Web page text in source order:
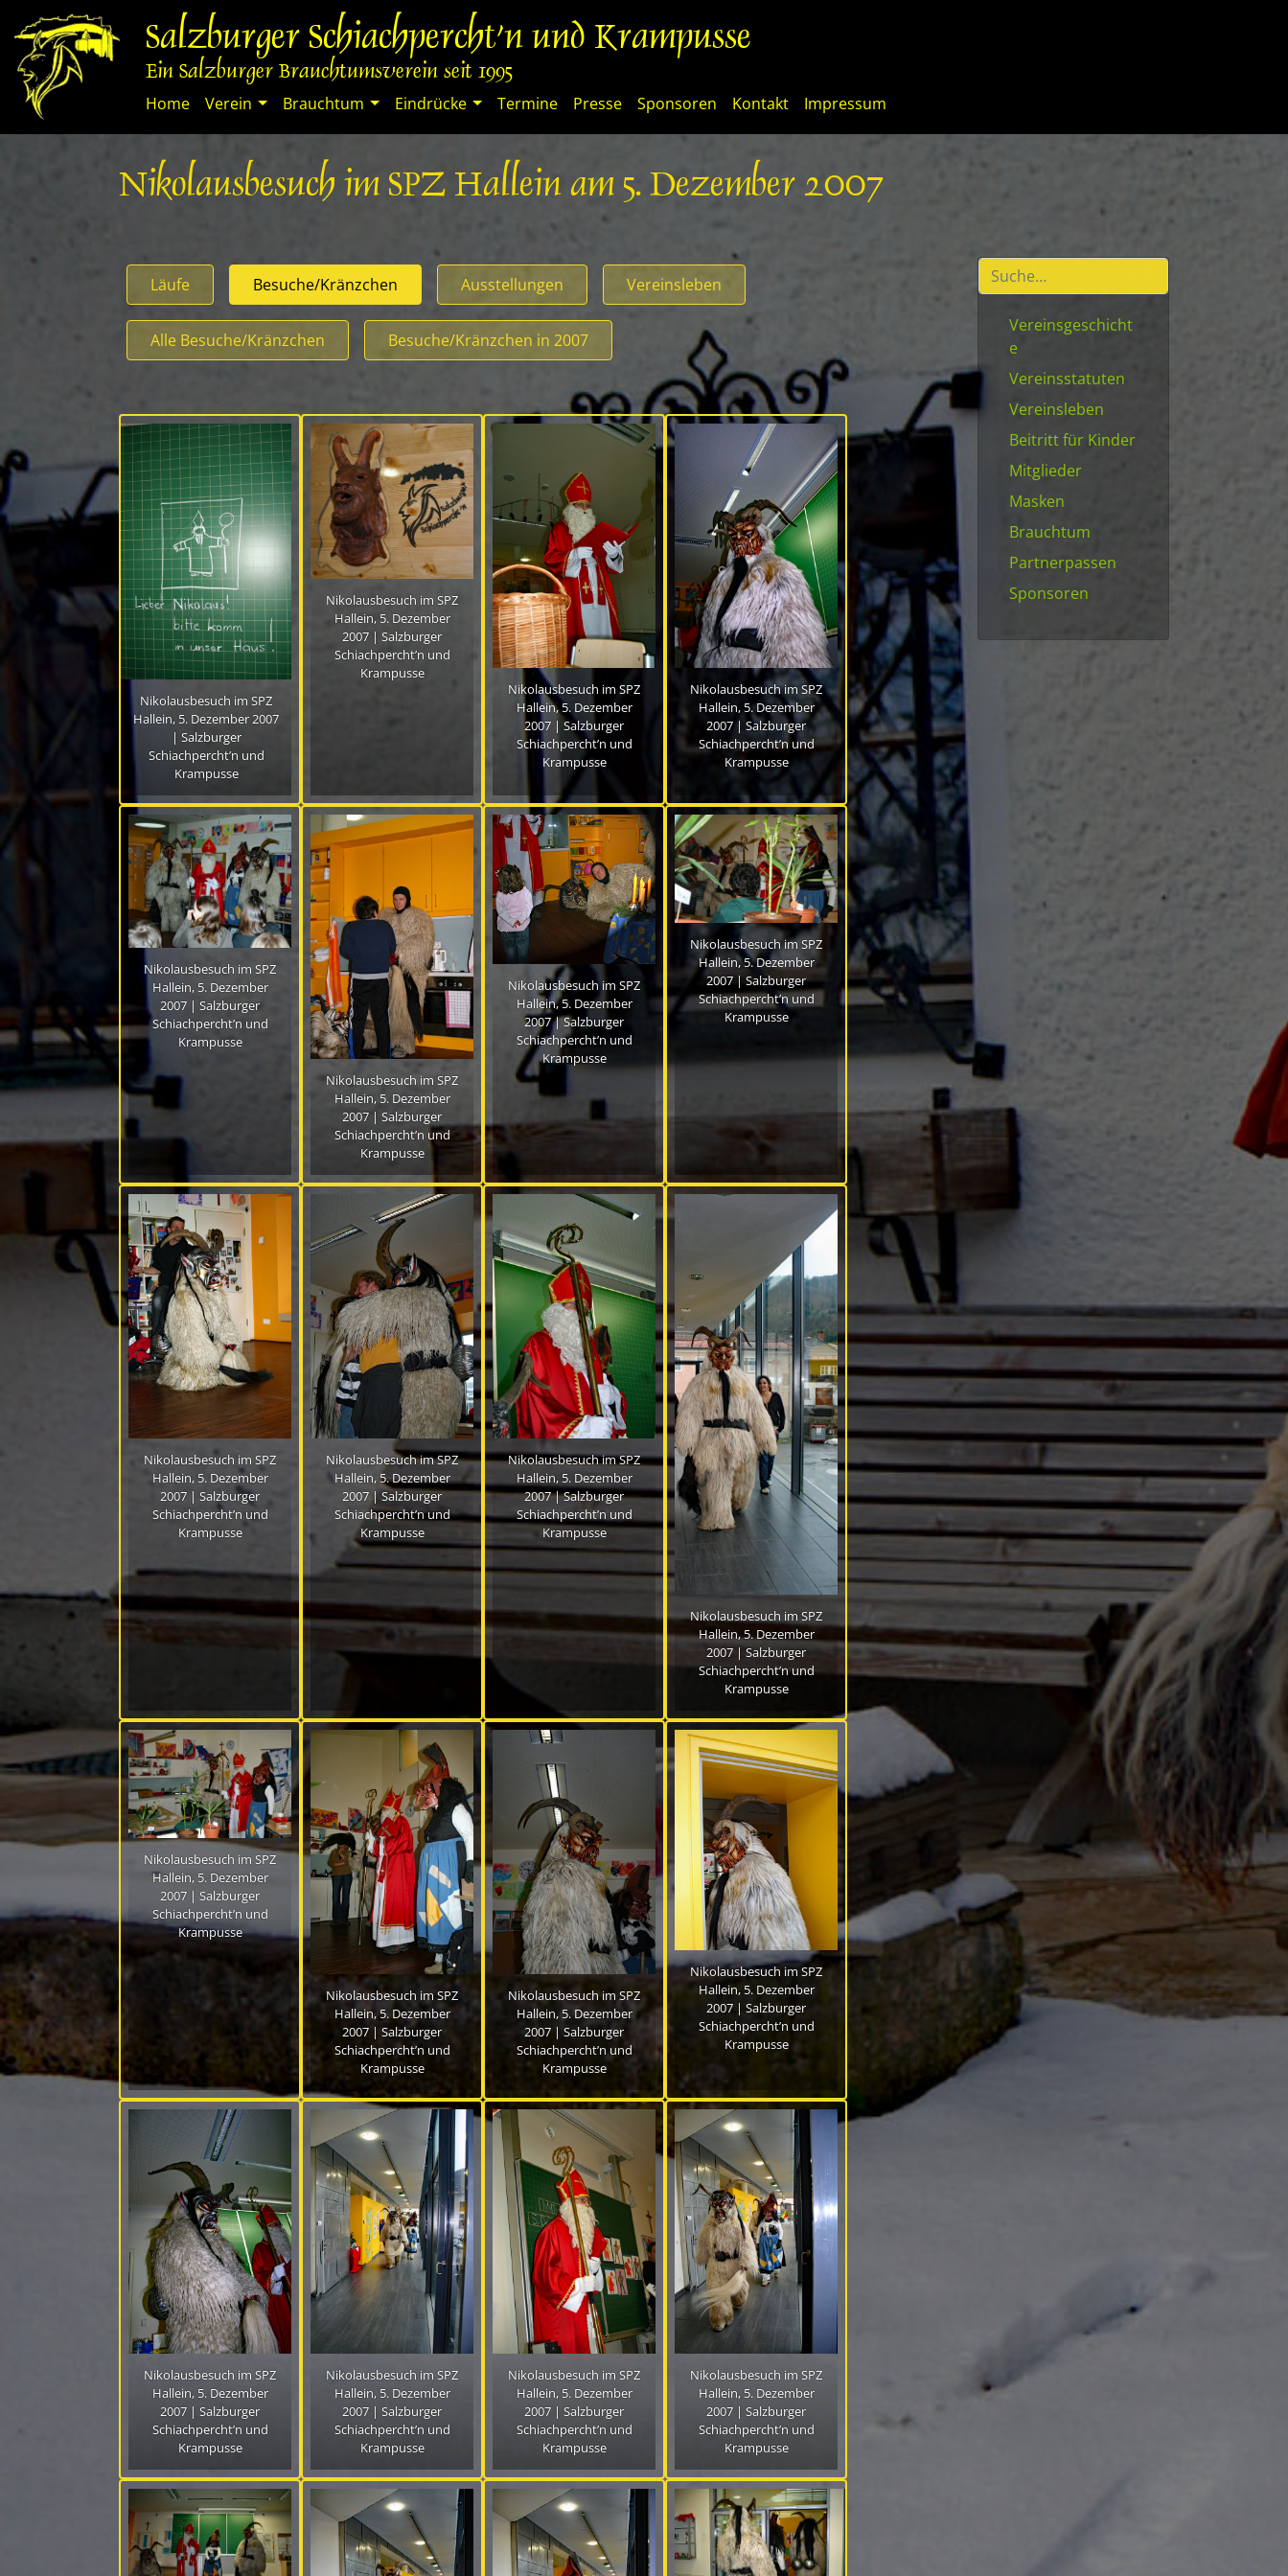
zum
Inhalt
Salzburger Schiachpercht'n und Krampusse
Ein Salzburger Brauchtumsverein seit 1995
Home Verein Brauchtum Eindrücke Termine Presse Sponsoren Kontakt Impressum
Nikolausbesuch im SPZ Hallein am 5. Dezember 2007
Läufe Besuche/Kränzchen Ausstellungen Vereinsleben
Alle Besuche/Kränzchen Besuche/Kränzchen in 2007
Nikolausbesuch im SPZ
Hallein, 5. Dezember 2007
| Salzburger
Schiachpercht’n und
Krampusse
Nikolausbesuch im SPZ
Hallein, 5. Dezember
2007 | Salzburger
Schiachpercht’n und
Krampusse
Nikolausbesuch im SPZ
Hallein, 5. Dezember
2007 | Salzburger
Schiachpercht’n und
Krampusse
Nikolausbesuch im SPZ
Hallein, 5. Dezember
2007 | Salzburger
Schiachpercht’n und
Krampusse
Nikolausbesuch im SPZ
Hallein, 5. Dezember
2007 | Salzburger
Schiachpercht’n und
Krampusse
Nikolausbesuch im SPZ
Hallein, 5. Dezember
2007 | Salzburger
Schiachpercht’n und
Krampusse
Nikolausbesuch im SPZ
Hallein, 5. Dezember
2007 | Salzburger
Schiachpercht’n und
Krampusse
Nikolausbesuch im SPZ
Hallein, 5. Dezember
2007 | Salzburger
Schiachpercht’n und
Krampusse
Nikolausbesuch im SPZ
Hallein, 5. Dezember
2007 | Salzburger
Schiachpercht’n und
Krampusse
Nikolausbesuch im SPZ
Hallein, 5. Dezember
2007 | Salzburger
Schiachpercht’n und
Krampusse
Nikolausbesuch im SPZ
Hallein, 5. Dezember
2007 | Salzburger
Schiachpercht’n und
Krampusse
Nikolausbesuch im SPZ
Hallein, 5. Dezember
2007 | Salzburger
Schiachpercht’n und
Krampusse
Nikolausbesuch im SPZ
Hallein, 5. Dezember
2007 | Salzburger
Schiachpercht’n und
Krampusse
Nikolausbesuch im SPZ
Hallein, 5. Dezember
2007 | Salzburger
Schiachpercht’n und
Krampusse
Nikolausbesuch im SPZ
Hallein, 5. Dezember
2007 | Salzburger
Schiachpercht’n und
Krampusse
Nikolausbesuch im SPZ
Hallein, 5. Dezember
2007 | Salzburger
Schiachpercht’n und
Krampusse
Nikolausbesuch im SPZ
Hallein, 5. Dezember
2007 | Salzburger
Schiachpercht’n und
Krampusse
Nikolausbesuch im SPZ
Hallein, 5. Dezember
2007 | Salzburger
Schiachpercht’n und
Krampusse
Nikolausbesuch im SPZ
Hallein, 5. Dezember
2007 | Salzburger
Schiachpercht’n und
Krampusse
Nikolausbesuch im SPZ
Hallein, 5. Dezember
2007 | Salzburger
Schiachpercht’n und
Krampusse
Vereinsgeschicht
e
Vereinsstatuten
Vereinsleben
Beitritt für Kinder
Mitglieder
Masken
Brauchtum
Partnerpassen
Sponsoren